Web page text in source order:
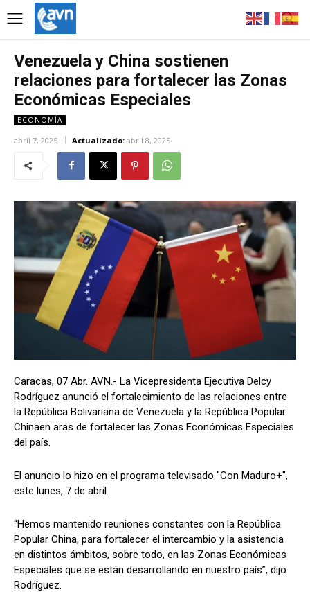
Venezuela y China sostienen
relaciones para fortalecer las Zonas
Económicas Especiales
ECONOMÍA
abril 7, 2025 Actualizado: abril 8, 2025
Caracas, 07 Abr. AVN.- La Vicepresidenta Ejecutiva Delcy
Rodríguez anunció el fortalecimiento de las relaciones entre
la República Bolivariana de Venezuela y la República Popular
Chinaen aras de fortalecer las Zonas Económicas Especiales
del país.
El anuncio lo hizo en el programa televisado "Con Maduro+",
este lunes, 7 de abril
“Hemos mantenido reuniones constantes con la República
Popular China, para fortalecer el intercambio y la asistencia
en distintos ámbitos, sobre todo, en las Zonas Económicas
Especiales que se están desarrollando en nuestro país”, dijo
Rodríguez.